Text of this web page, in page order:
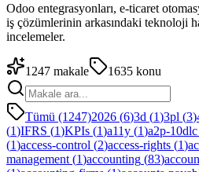
Odoo entegrasyonları, e-ticaret
iş çözümlerinin arkasındaki teknoloji
incelemeler.
1247 makale 1635 konu
Tümü (1247)2026 (6)3d (1)3pl (3)
(1)IFRS (1)KPIs (1)a11y (1)a2p-10dlc
(1)access-control (2)access-rights (1)
management (1)accounting (83)